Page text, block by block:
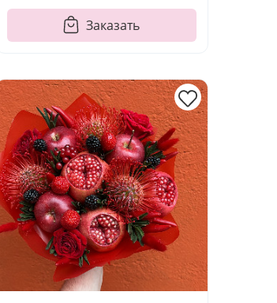
Заказать